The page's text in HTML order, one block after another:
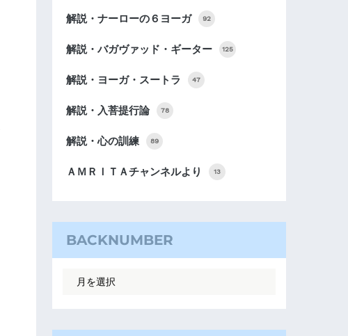
解説・ナーローの６ヨーガ 92
解説・バガヴァッド・ギーター 125
解説・ヨーガ・スートラ 47
解説・入菩提行論 78
解説・心の訓練 89
ＡＭＲＩＴＡチャンネルより 13
BACKNUMBER